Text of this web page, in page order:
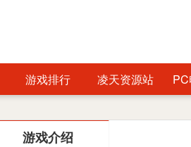
游戏排行 凌天资源站
游戏介绍